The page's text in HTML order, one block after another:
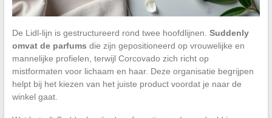
De Lidl-lijn is gestructureerd rond twee hoofdlijnen. Suddenly
omvat de parfums die zijn gepositioneerd op vrouwelijke en
mannelijke profielen, terwijl Corcovado zich richt op
mistformaten voor lichaam en haar. Deze organisatie begrijpen
helpt bij het kiezen van het juiste product voordat je naar de
winkel gaat.